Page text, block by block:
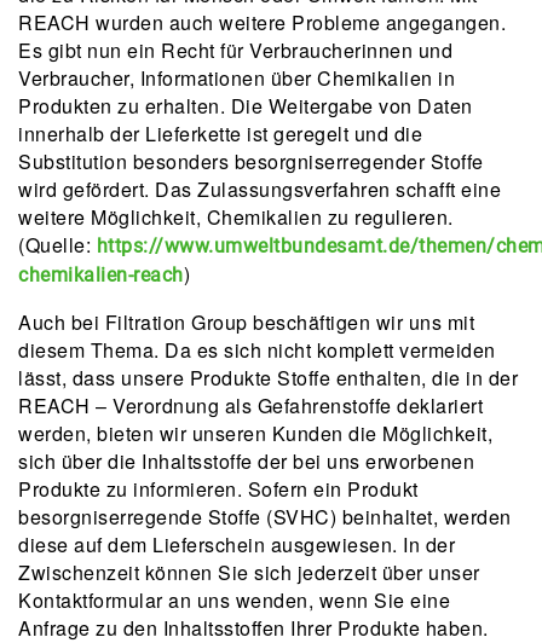
REACH wurden auch weitere Probleme angegangen.
Es gibt nun ein Recht für Verbraucherinnen und
Verbraucher, Informationen über Chemikalien in
Produkten zu erhalten. Die Weitergabe von Daten
innerhalb der Lieferkette ist geregelt und die
Substitution besonders besorgniserregender Stoffe
wird gefördert. Das Zulassungsverfahren schafft eine
weitere Möglichkeit, Chemikalien zu regulieren.
(Quelle: https://www.umweltbundesamt.de/themen/
chemikalien-reach)
Auch bei Filtration Group beschäftigen wir uns mit
diesem Thema. Da es sich nicht komplett vermeiden
lässt, dass unsere Produkte Stoffe enthalten, die in der
REACH – Verordnung als Gefahrenstoffe deklariert
werden, bieten wir unseren Kunden die Möglichkeit,
sich über die Inhaltsstoffe der bei uns erworbenen
Produkte zu informieren. Sofern ein Produkt
besorgniserregende Stoffe (SVHC) beinhaltet, werden
diese auf dem Lieferschein ausgewiesen. In der
Zwischenzeit können Sie sich jederzeit über unser
Kontaktformular an uns wenden, wenn Sie eine
Anfrage zu den Inhaltsstoffen Ihrer Produkte haben.